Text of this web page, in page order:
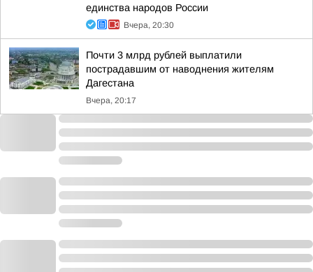
единства народов России
Вчера, 20:30
Почти 3 млрд рублей выплатили
пострадавшим от наводнения жителям
Дагестана
Вчера, 20:17